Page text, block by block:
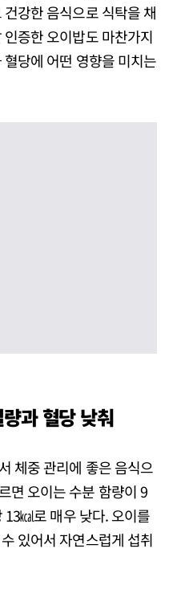
강한 음식으로 식탁을 채
증한 오이밥도 마찬가지
당에 어떤 영향을 미치는
과 혈당 낮춰
체중 관리에 좋은 음식으
면 오이는 수분 함량이 9
㎉로 매우 낮다. 오이를
있어서 자연스럽게 섭취